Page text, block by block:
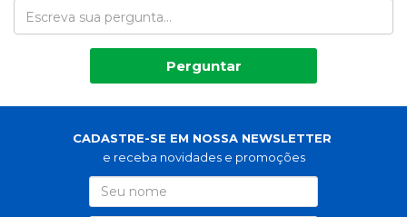
Perguntar
CADASTRE-SE EM NOSSA NEWSLETTER
e receba novidades e promoções